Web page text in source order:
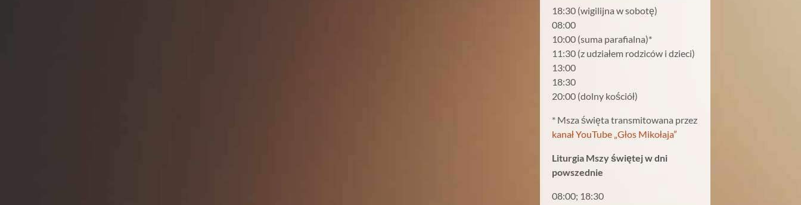
18:30 (wigilijna w sobotę)
08:00
10:00 (suma parafialna)*
11:30 (z udziałem rodziców i dzieci)
13:00
18:30
20:00 (dolny kościół)
* Msza święta transmitowana przez
kanał YouTube „Głos Mikołaja”
Liturgia Mszy świętej w dni
powszednie
08:00; 18:30